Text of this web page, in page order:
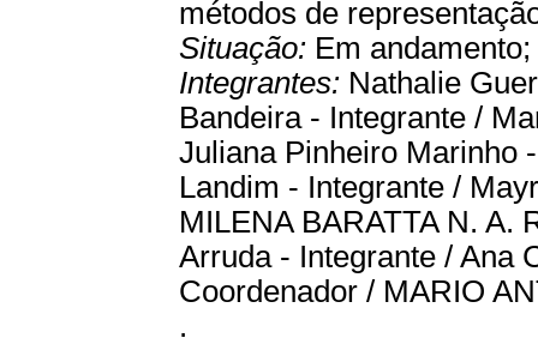
métodos de
Situação: Em andamento;
Integrantes: Nathalie
Bandeira - Integrante /
Juliana Pinheiro Marinho
Landim - Integrante /
MILENA BARATTA N. A.
Arruda - Integrante / Ana
Coordenador / MARIO
.